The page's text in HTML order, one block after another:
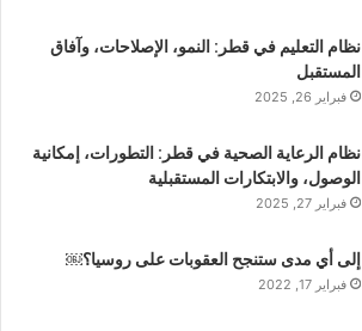
نظام التعليم في قطر: النمو، الإصلاحات، وآفاق
المستقبل
فبراير 26, 2025
نظام الرعاية الصحية في قطر: التطورات، إمكانية
الوصول، والابتكارات المستقبلية
فبراير 27, 2025
إلى أي مدى ستنجح العقوبات على روسيا؟￼
فبراير 17, 2022